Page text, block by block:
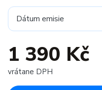
Dátum emisie
1 390 Kč
vrátane DPH